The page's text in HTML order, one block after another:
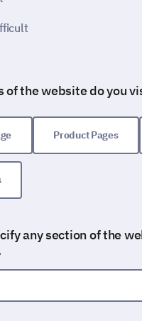
of the website do you
Product Pages
any section of the